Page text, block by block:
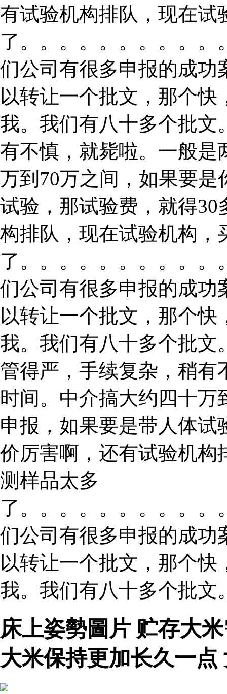
有试验机构排队，现在试
了。。。。。。。。。
们公司有很多申报的成功
以转让一个批文，那个
我。我们有八十多个批文
有不慎，就毙啦。一般是
万到70万之间，如果要
试验，那试验费，就得
构排队，现在试验机构，
了。。。。。。。。。
们公司有很多申报的成功
以转让一个批文，那个
我。我们有八十多个批文
管得严，手续复杂，稍有
时间。中介搞大约四十万
申报，如果要是带人体试
价厉害啊，还有试验机构
测样品太多
了。。。。。。。。。
们公司有很多申报的成功
以转让一个批文，那个
我。我们有八十多个批文
床上姿勢圖片 贮存大
大米保持更加长久一点